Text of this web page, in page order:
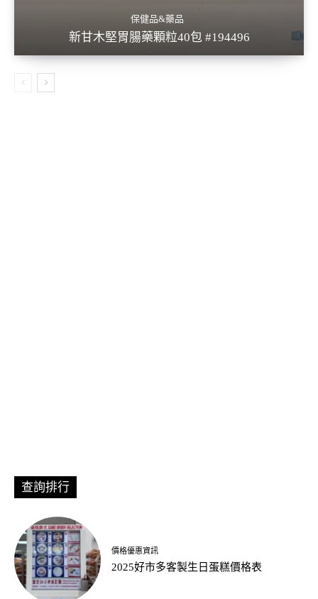
保健品&藥品
新甘木堅胃腸藥顆粒40包 #194496
查詢排行
價格優惠資訊
2025好市多客製生日蛋糕價格表